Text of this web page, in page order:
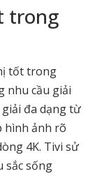
trong
tốt trong
nhu cầu giải
đa dạng từ
hình ảnh rõ
4K. Tivi sử
sắc sống